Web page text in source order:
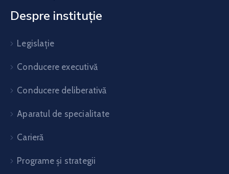
Despre instituție
Legislație
Conducere executivă
Conducere deliberativă
Aparatul de specialitate
Carieră
Programe și strategii